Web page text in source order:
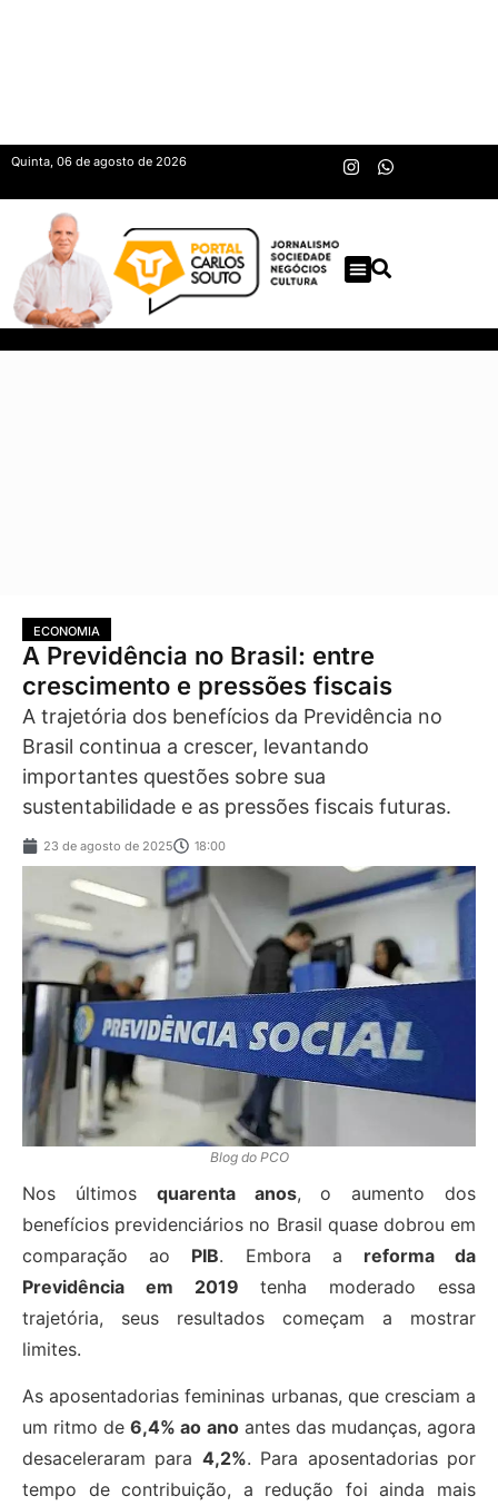
Quinta, 06 de agosto de 2026
ECONOMIA
A Previdência no Brasil: entre
crescimento e pressões fiscais
A trajetória dos benefícios da Previdência no
Brasil continua a crescer, levantando
importantes questões sobre sua
sustentabilidade e as pressões fiscais futuras.
23 de agosto de 2025 18:00
Blog do PCO
Nos últimos quarenta anos, o aumento dos
benefícios previdenciários no Brasil quase dobrou em
comparação ao PIB. Embora a reforma da
Previdência em 2019 tenha moderado essa
trajetória, seus resultados começam a mostrar
limites.
As aposentadorias femininas urbanas, que cresciam a
um ritmo de6,4% ao anoantes das mudanças, agora
desaceleraram para 4,2%. Para aposentadorias por
tempo de contribuição, a redução foi ainda mais